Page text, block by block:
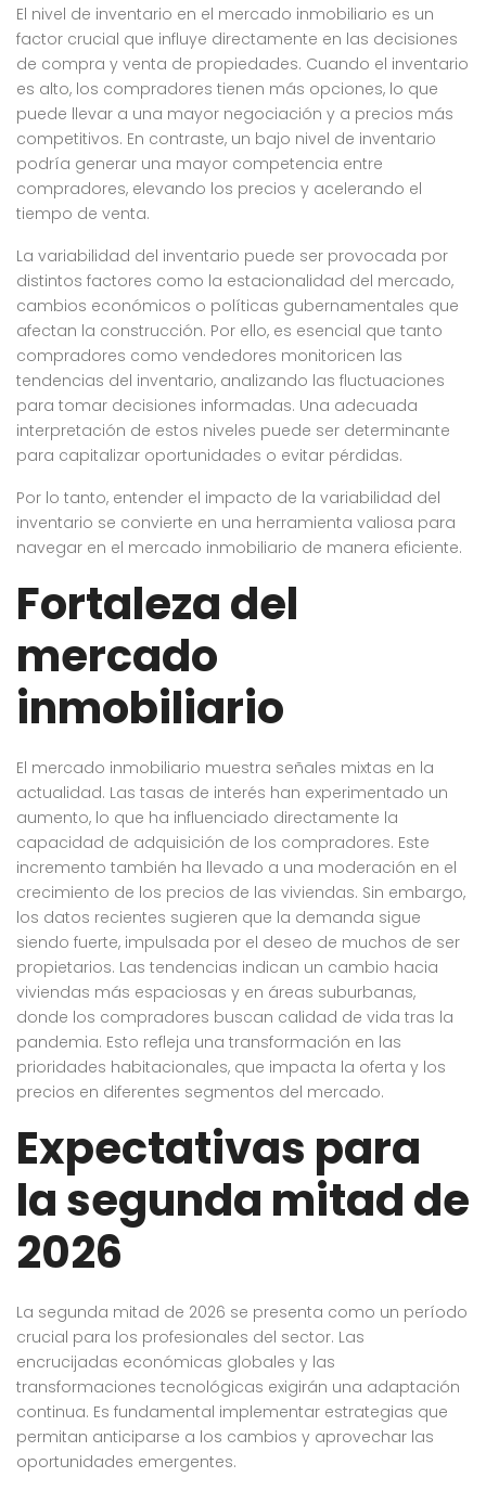
El nivel de inventario en el mercado inmobiliario es un
factor crucial que influye directamente en las decisiones
de compra y venta de propiedades. Cuando el inventario
es alto, los compradores tienen más opciones, lo que
puede llevar a una mayor negociación y a precios más
competitivos. En contraste, un bajo nivel de inventario
podría generar una mayor competencia entre
compradores, elevando los precios y acelerando el
tiempo de venta.
La variabilidad del inventario puede ser provocada por
distintos factores como la estacionalidad del mercado,
cambios económicos o políticas gubernamentales que
afectan la construcción. Por ello, es esencial que tanto
compradores como vendedores monitoricen las
tendencias del inventario, analizando las fluctuaciones
para tomar decisiones informadas. Una adecuada
interpretación de estos niveles puede ser determinante
para capitalizar oportunidades o evitar pérdidas.
Por lo tanto, entender el impacto de la variabilidad del
inventario se convierte en una herramienta valiosa para
navegar en el mercado inmobiliario de manera eficiente.
Fortaleza del
mercado
inmobiliario
El mercado inmobiliario muestra señales mixtas en la
actualidad. Las tasas de interés han experimentado un
aumento, lo que ha influenciado directamente la
capacidad de adquisición de los compradores. Este
incremento también ha llevado a una moderación en el
crecimiento de los precios de las viviendas. Sin embargo,
los datos recientes sugieren que la demanda sigue
siendo fuerte, impulsada por el deseo de muchos de ser
propietarios. Las tendencias indican un cambio hacia
viviendas más espaciosas y en áreas suburbanas,
donde los compradores buscan calidad de vida tras la
pandemia. Esto refleja una transformación en las
prioridades habitacionales, que impacta la oferta y los
precios en diferentes segmentos del mercado.
Expectativas para
la segunda mitad de
2026
La segunda mitad de 2026 se presenta como un período
crucial para los profesionales del sector. Las
encrucijadas económicas globales y las
transformaciones tecnológicas exigirán una adaptación
continua. Es fundamental implementar estrategias que
permitan anticiparse a los cambios y aprovechar las
oportunidades emergentes.